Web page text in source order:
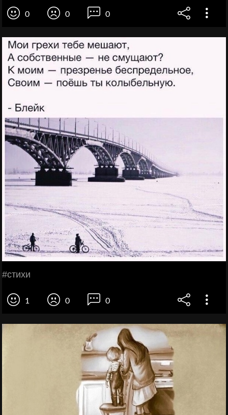
0 0 0
#стихи
1 0 0